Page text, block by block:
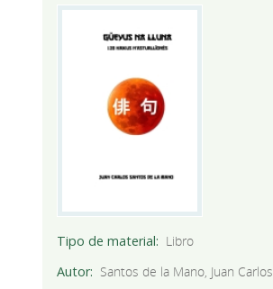
Tipo de material
Libro
Autor
Santos de la Mano, Juan Carlos